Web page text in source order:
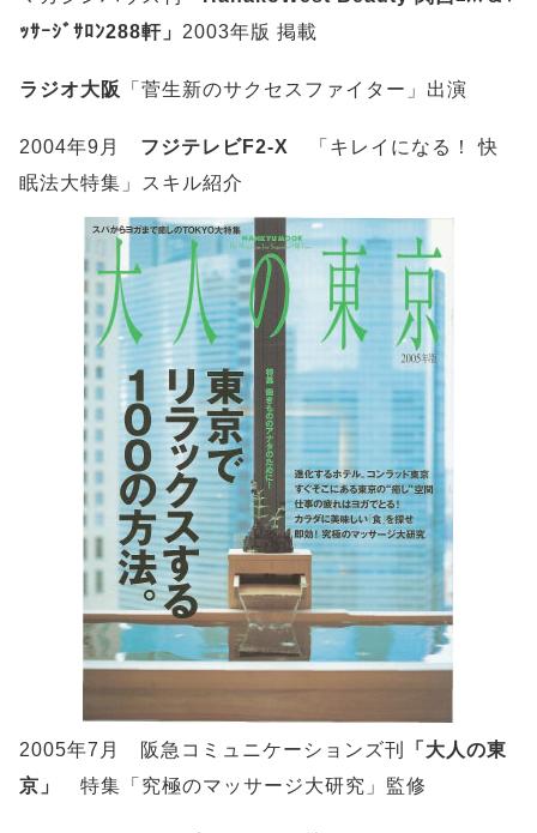
ｯｻｰｼﾞｻﾛﾝ288軒」 2003年版 掲載
ラジオ大阪 「菅生新のサクセスファイター」出演
2004年9月 フジテレビF2-X
「キレイになる！ 快
眠法大特集」スキル紹介
2005年7月 阪急コミュニケーションズ刊
「大人の東
京」
特集「究極のマッサージ大研究」監修